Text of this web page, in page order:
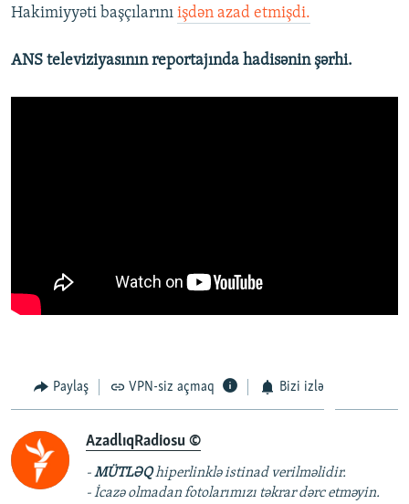
Hakimiyyəti başçılarını işdən azad etmişdi.
ANS televiziyasının reportajında hadisənin şərhi.
Paylaş VPN-siz açmaq Bizi izlə
AzadlıqRadiosu ©
-MÜTLƏQhiperlinklə istinad verilməlidir.
- İcazə olmadan fotolarımızı təkrar dərc etməyin.